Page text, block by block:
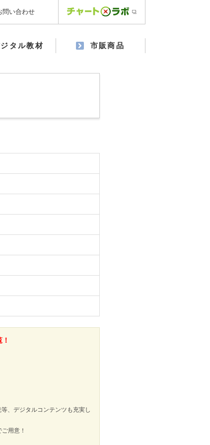
問い合わせ
タル教材 市販商品
、デジタルコンテンツも充実し
用意！